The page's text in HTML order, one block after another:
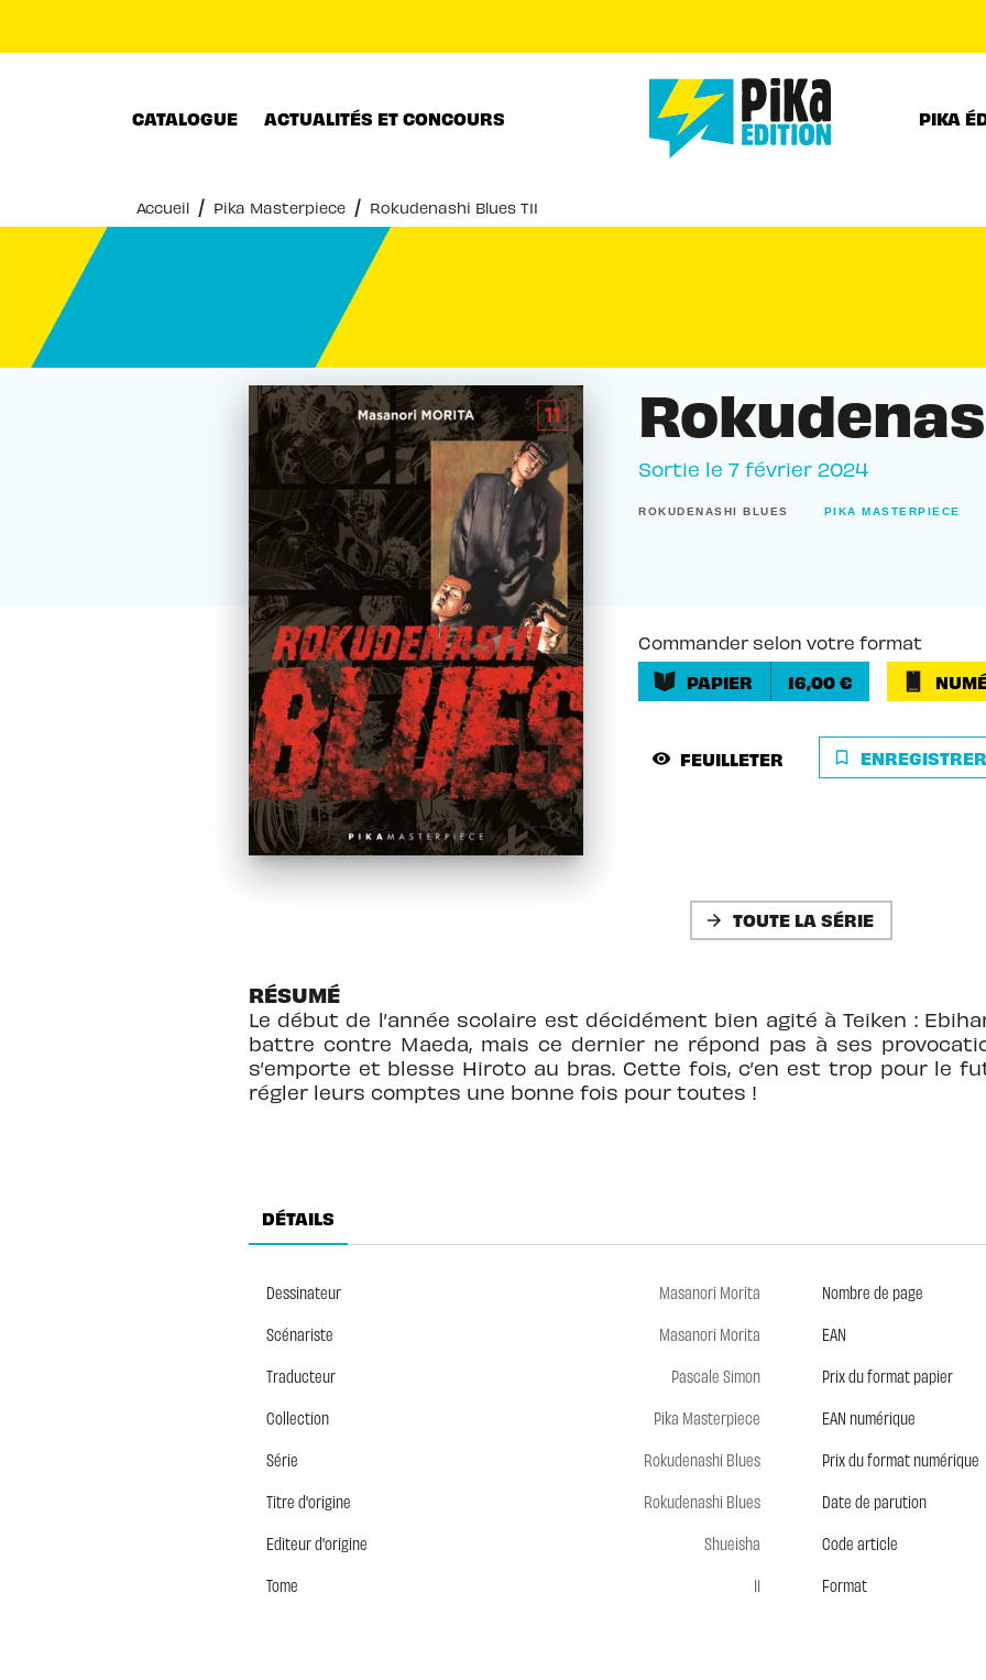
CATALOGUE ACTUALITÉS ET CONCOURS PIKA
Accueil / Pika Masterpiece / Rokudenashi Blues T11
Sortie le7 février 2024
ROKUDENASHI BLUES PIKA MASTERPIECE
Commander selon votre format
PAPIER
16,00 €
visibility FEUILLETER bookmark_border ENREGISTRER
arrow_forward TOUTE LA SÉRIE
RÉSUMÉ
Le début de l’année scolaire est décidément bien agité à Teiken :
battre contre Maeda, mais ce dernier ne répond pas à ses
s’emporte et blesse Hiroto au bras. Cette fois, c’en est trop pour le
régler leurs comptes une bonne fois pour toutes !
DÉTAILS
Dessinateur
Masanori Morita
Scénariste
Masanori Morita
Traducteur
Pascale Simon
Collection
Pika Masterpiece
Série
Rokudenashi Blues
Titre d'origine
Rokudenashi Blues
Editeur d'origine
Shueisha
Tome
11
Nombre de page
EAN
Prix du format papier
EAN numérique
Prix du format numérique
Date de parution
Code article
Format